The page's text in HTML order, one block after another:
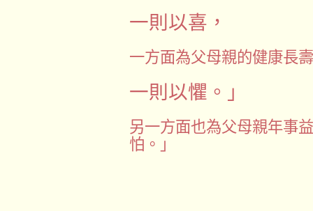
一則以喜，
一方面為父母親的健康長
一則以懼。」
另一方面也為父母親年事
怕。」